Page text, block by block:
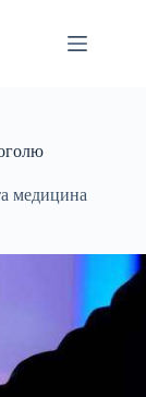
медицина